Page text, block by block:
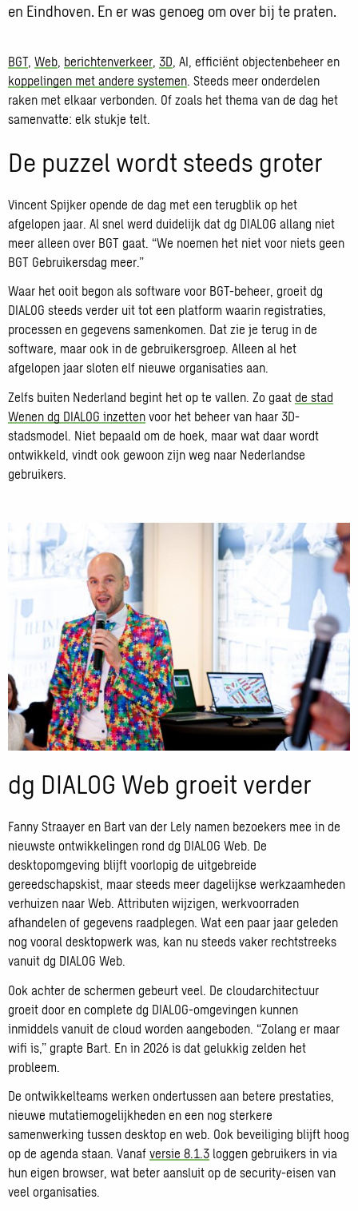
en Eindhoven. En er was genoeg om over bij te praten.
BGT, Web, berichtenverkeer, 3D, AI, efficiënt objectenbeheer en
koppelingen met andere systemen. Steeds meer onderdelen
raken met elkaar verbonden. Of zoals het thema van de dag het
samenvatte: elk stukje telt.
De puzzel wordt steeds groter
Vincent Spijker opende de dag met een terugblik op het
afgelopen jaar. Al snel werd duidelijk dat dg DIALOG allang niet
meer alleen over BGT gaat. “We noemen het niet voor niets geen
BGT Gebruikersdag meer.”
Waar het ooit begon als software voor BGT-beheer, groeit dg
DIALOG steeds verder uit tot een platform waarin registraties,
processen en gegevens samenkomen. Dat zie je terug in de
software, maar ook in de gebruikersgroep. Alleen al het
afgelopen jaar sloten elf nieuwe organisaties aan.
Zelfs buiten Nederland begint het op te vallen. Zo gaat de stad
Wenen dg DIALOG inzetten voor het beheer van haar 3D-
stadsmodel. Niet bepaald om de hoek, maar wat daar wordt
ontwikkeld, vindt ook gewoon zijn weg naar Nederlandse
gebruikers.
dg DIALOG Web groeit verder
Fanny Straayer en Bart van der Lely namen bezoekers mee in de
nieuwste ontwikkelingen rond dg DIALOG Web. De
desktopomgeving blijft voorlopig de uitgebreide
gereedschapskist, maar steeds meer dagelijkse werkzaamheden
verhuizen naar Web. Attributen wijzigen, werkvoorraden
afhandelen of gegevens raadplegen. Wat een paar jaar geleden
nog vooral desktopwerk was, kan nu steeds vaker rechtstreeks
vanuit dg DIALOG Web.
Ook achter de schermen gebeurt veel. De cloudarchitectuur
groeit door en complete dg DIALOG-omgevingen kunnen
inmiddels vanuit de cloud worden aangeboden. “Zolang er maar
wifi is,” grapte Bart. En in 2026 is dat gelukkig zelden het
probleem.
De ontwikkelteams werken ondertussen aan betere prestaties,
nieuwe mutatiemogelijkheden en een nog sterkere
samenwerking tussen desktop en web. Ook beveiliging blijft hoog
op de agenda staan. Vanaf versie 8.1.3 loggen gebruikers in via
hun eigen browser, wat beter aansluit op de security-eisen van
veel organisaties.